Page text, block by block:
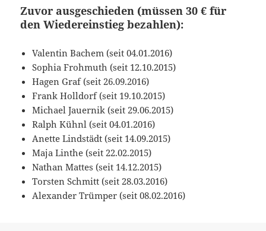
Zuvor ausgeschieden (müssen 30 € für
den Wiedereinstieg bezahlen):
Valentin Bachem (seit 04.01.2016)
Sophia Frohmuth (seit 12.10.2015)
Hagen Graf (seit 26.09.2016)
Frank Holldorf (seit 19.10.2015)
Michael Jauernik (seit 29.06.2015)
Ralph Kühnl (seit 04.01.2016)
Anette Lindstädt (seit 14.09.2015)
Maja Linthe (seit 22.02.2015)
Nathan Mattes (seit 14.12.2015)
Torsten Schmitt (seit 28.03.2016)
Alexander Trümper (seit 08.02.2016)